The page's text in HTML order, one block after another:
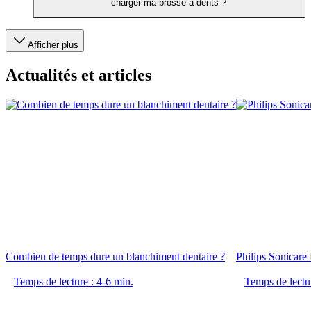
charger ma brosse à dents ?
Afficher plus
Actualités et articles
Combien de temps dure un blanchiment dentaire ?
Temps de lecture : 4-6 min.
Philips
Temps de